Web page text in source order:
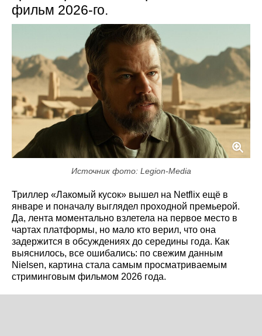
фильм 2026-го.
Источник фото: Legion-Media
Триллер «Лакомый кусок» вышел на Netflix ещё в
январе и поначалу выглядел проходной премьерой.
Да, лента моментально взлетела на первое место в
чартах платформы, но мало кто верил, что она
задержится в обсуждениях до середины года. Как
выяснилось, все ошибались: по свежим данным
Nielsen, картина стала самым просматриваемым
стриминговым фильмом 2026 года.